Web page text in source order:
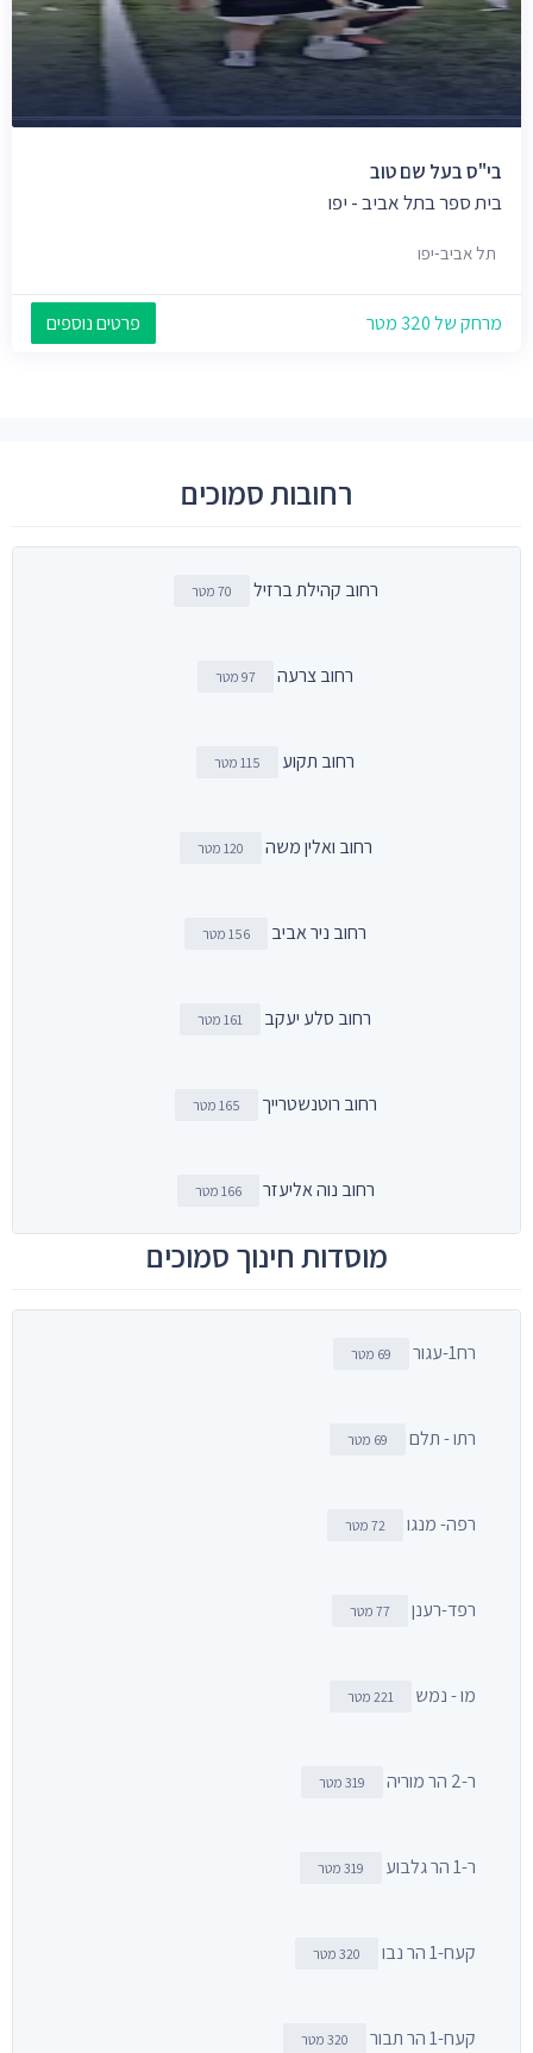
בי"ס בעל שם טוב
בית ספר בתל אביב - יפו
תל אביב-יפו
מרחק של 320 מטר פרטים נוספים
רחובות סמוכים
רחוב קהילת ברזיל 70 מטר
רחוב צרעה 97 מטר
רחוב תקוע 115 מטר
רחוב ואלין משה 120 מטר
רחוב ניר אביב 156 מטר
רחוב סלע יעקב 161 מטר
רחוב רוטנשטרייך 165 מטר
רחוב נוה אליעזר 166 מטר
מוסדות חינוך סמוכים
רח1-עגור 69 מטר
רתו - תלם 69 מטר
רפה- מנגו 72 מטר
רפד-רענן 77 מטר
מו - נמש 221 מטר
ר-2 הר מוריה 319 מטר
ר-1 הר גלבוע 319 מטר
קעח-1 הר נבו 320 מטר
קעח-1 הר תבור 320 מטר